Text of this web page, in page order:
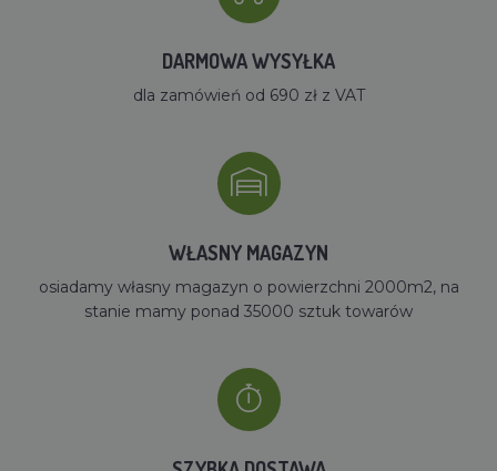
DARMOWA WYSYŁKA
dla zamówień od 690 zł z VAT
WŁASNY MAGAZYN
osiadamy własny magazyn o powierzchni 2000m2, na
stanie mamy ponad 35000 sztuk towarów